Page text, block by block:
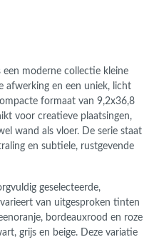
een moderne collectie kleine
afwerking en een uniek, licht
formaat van 9,2x36,8
voor creatieve plaatsingen,
wand als vloer. De serie staat
en subtiele, rustgevende
geselecteerde,
van uitgesproken tinten
bordeauxrood en roze
grijs en beige. Deze variatie